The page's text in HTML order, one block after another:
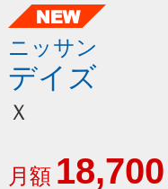
ニッサン
デイズ
Ｘ
月額 18,700